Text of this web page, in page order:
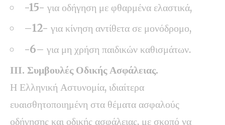
-15- για οδήγηση με φθαρμένα ελαστικά,
–12- για κίνηση αντίθετα σε μονόδρομο,
-6– για μη χρήση παιδικών καθισμάτων.
ΙΙΙ. Συμβουλές Οδικής Ασφάλειας.
Η Ελληνική Αστυνομία, ιδιαίτερα
ευαισθητοποιημένη στα θέματα ασφαλούς
οδήγησης και οδικής ασφάλειας, με σκοπό να